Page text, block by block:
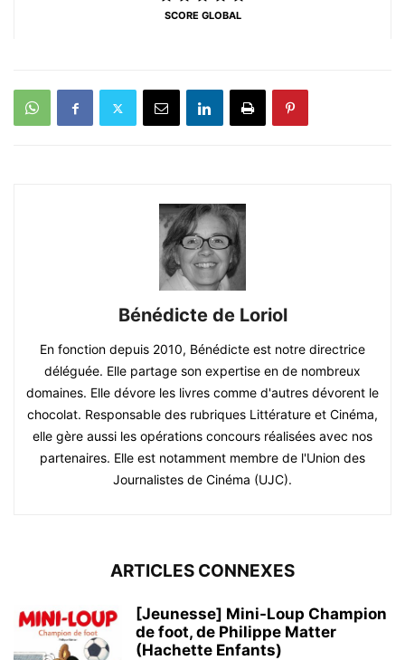
SCORE GLOBAL
Bénédicte de Loriol
En fonction depuis 2010, Bénédicte est notre directrice
déléguée. Elle partage son expertise en de nombreux
domaines. Elle dévore les livres comme d'autres dévorent le
chocolat. Responsable des rubriques Littérature et Cinéma,
elle gère aussi les opérations concours réalisées avec nos
partenaires. Elle est notamment membre de l'Union des
Journalistes de Cinéma (UJC).
ARTICLES CONNEXES
[Jeunesse] Mini-Loup Champion
de foot, de Philippe Matter
(Hachette Enfants)